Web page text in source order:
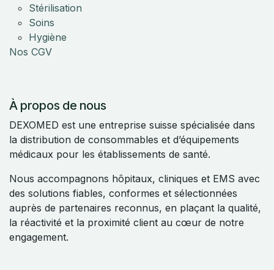
Stérilisation
Soins
Hygiène
Nos CGV
À propos de nous
DEXOMED est une entreprise suisse spécialisée dans
la distribution de consommables et d’équipements
médicaux pour les établissements de santé.
Nous accompagnons hôpitaux, cliniques et EMS avec
des solutions fiables, conformes et sélectionnées
auprès de partenaires reconnus, en plaçant la qualité,
la réactivité et la proximité client au cœur de notre
engagement.